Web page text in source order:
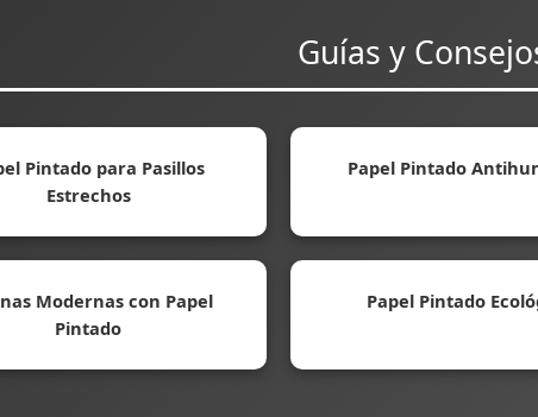
Guías y
Pintado para Pasillos
Estrechos
Papel Pintado
Modernas con Papel
Pintado
Papel Pintado